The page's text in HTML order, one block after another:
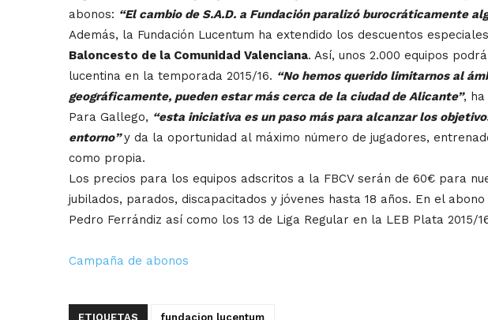
abonos: “El cambio de S.A.D. a Fundación paralizó burocráticamente
Además, la Fundación Lucentum ha extendido los descuentos
Baloncesto de la Comunidad Valenciana. Así, unos 2.000 equipos
lucentina en la temporada 2015/16. “No hemos querido limitarnos al
geográficamente, pueden estar más cerca de la ciudad de Alicante”, ha
Para Gallego, “esta iniciativa es un paso más para alcanzar los
entorno”y da la oportunidad al máximo número de jugadores,
como propia.
Los precios para los equipos adscritos a la FBCV serán de 60€ para
jubilados, parados, discapacitados y jóvenes hasta 18 años. En el
Pedro Ferrándiz así como los 13 de Liga Regular en la LEB Plata 2015/
Campaña de abonos
ETIQUETAS fundacion lucentum